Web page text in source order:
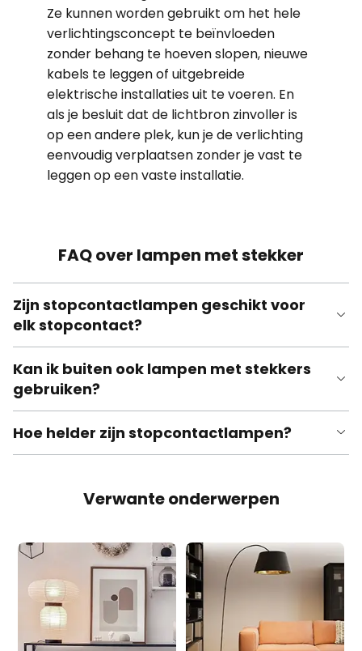
Ze kunnen worden gebruikt om het hele
verlichtingsconcept te beïnvloeden
zonder behang te hoeven slopen, nieuwe
kabels te leggen of uitgebreide
elektrische installaties uit te voeren. En
als je besluit dat de lichtbron zinvoller is
op een andere plek, kun je de verlichting
eenvoudig verplaatsen zonder je vast te
leggen op een vaste installatie.
FAQ over lampen met stekker
Zijn stopcontactlampen geschikt voor
elk stopcontact?
Kan ik buiten ook lampen met stekkers
gebruiken?
Hoe helder zijn stopcontactlampen?
Verwante onderwerpen